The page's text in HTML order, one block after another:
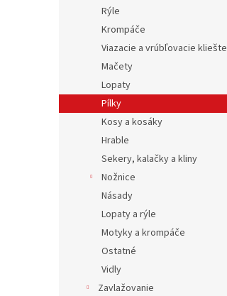
Rýle
Krompáče
Viazacie a vrúbľovacie kliešte
Mačety
Lopaty
Pílky
Kosy a kosáky
Hrable
Sekery, kalačky a kliny
Nožnice
Násady
Lopaty a rýle
Motyky a krompáče
Ostatné
Vidly
Zavlažovanie